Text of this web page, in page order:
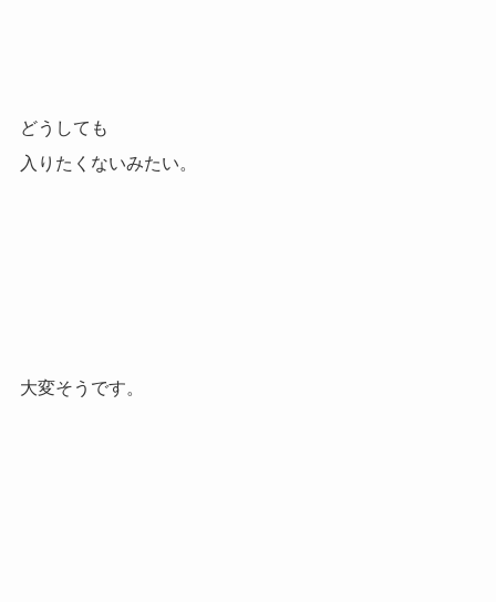
どうしても
入りたくないみたい。
大変そうです。